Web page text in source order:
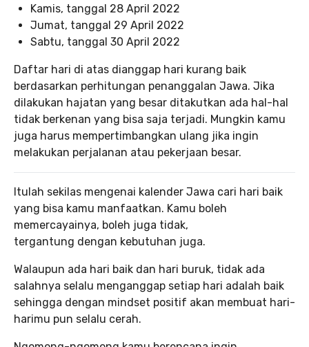
Kamis, tanggal 28 April 2022
Jumat, tanggal 29 April 2022
Sabtu, tanggal 30 April 2022
Daftar hari di atas dianggap hari kurang baik
berdasarkan perhitungan penanggalan Jawa. Jika
dilakukan hajatan yang besar ditakutkan ada hal-hal
tidak berkenan yang bisa saja terjadi. Mungkin kamu
juga harus mempertimbangkan ulang jika ingin
melakukan perjalanan atau pekerjaan besar.
Itulah sekilas mengenai kalender Jawa cari hari baik
yang bisa kamu manfaatkan. Kamu boleh
memercayainya, boleh juga tidak,
tergantung dengan kebutuhan juga.
Walaupun ada hari baik dan hari buruk, tidak ada
salahnya selalu menganggap setiap hari adalah baik
sehingga dengan mindset positif akan membuat hari-
harimu pun selalu cerah.